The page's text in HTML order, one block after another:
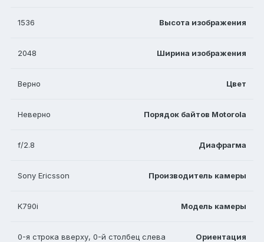
Высота изображения
1536
Ширина изображения
2048
Цвет
Верно
Порядок байтов Motorola
Неверно
Диафрагма
f/2.8
Производитель камеры
Sony Ericsson
Модель камеры
K790i
Ориентация
0-я строка вверху, 0-й столбец слева